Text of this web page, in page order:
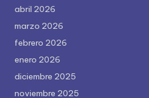
abril 2026
marzo 2026
febrero 2026
enero 2026
diciembre 2025
noviembre 2025